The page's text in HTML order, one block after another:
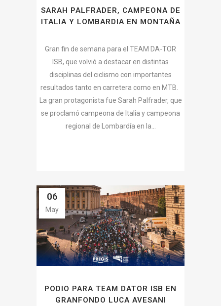
SARAH PALFRADER, CAMPEONA DE
ITALIA Y LOMBARDIA EN MONTAÑA
Gran fin de semana para el TEAM DA-TOR
ISB, que volvió a destacar en distintas
disciplinas del ciclismo con importantes
resultados tanto en carretera como en MTB.
La gran protagonista fue Sarah Palfrader, que
se proclamó campeona de Italia y campeona
regional de Lombardía en la...
06
May
PODIO PARA TEAM DATOR ISB EN
GRANFONDO LUCA AVESANI